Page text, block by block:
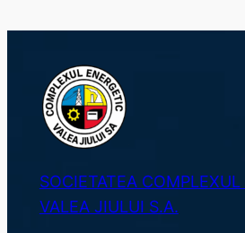
SOCIETATEA
VALEA JIULUI S.A.